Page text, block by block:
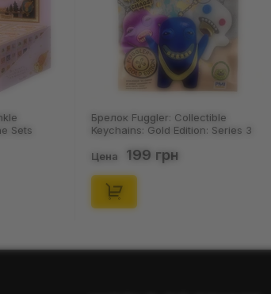
Sets
Брелок Fuggler: Collectible
Keychains: Gold Edition: Series 3
Цена 199 грн